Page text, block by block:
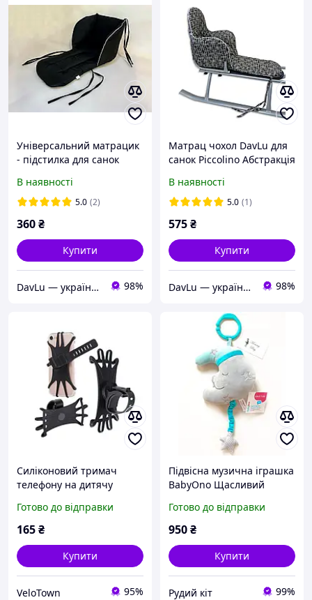
Універсальний матрацик
- підстилка для санок
В наявності
5.0 (2)
360₴
Купити
DavLu — українське швейне виробництво дитячого текстилю та аксесуарів 98%
Матрац чохол DavLu для
санок Piccolino Абстракція
(S-206)
В наявності
5.0 (1)
575₴
Купити
DavLu — українське швейне виробництво дитячого текстилю та аксесуарів 98%
Силіконовий тримач
телефону на дитячу
Готово до відправки
165₴
Купити
VeloTown 95%
Підвісна музична іграшка
BabyOno Щасливий
Готово до відправки
950₴
Купити
Рудий кіт 99%